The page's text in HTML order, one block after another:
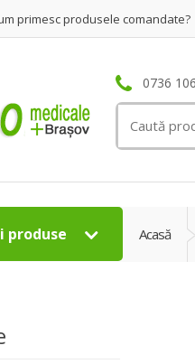
primesc produsele comandate?
0736
for:
produse Acasă